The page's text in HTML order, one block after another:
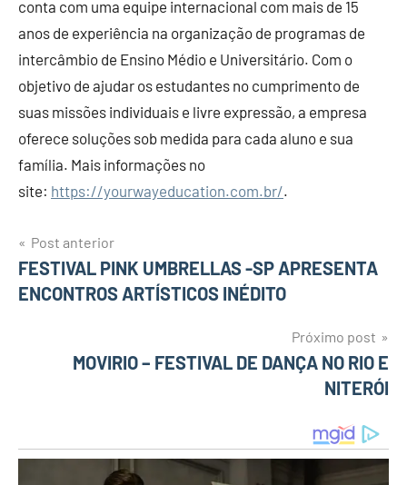
conta com uma equipe internacional com mais de 15
anos de experiência na organização de programas de
intercâmbio de Ensino Médio e Universitário. Com o
objetivo de ajudar os estudantes no cumprimento de
suas missões individuais e livre expressão, a empresa
oferece soluções sob medida para cada aluno e sua
família. Mais informações no
site: https://yourwayeducation.com.br/.
Navegação
de
Post anterior
FESTIVAL PINK UMBRELLAS -SP APRESENTA
ENCONTROS ARTÍSTICOS INÉDITO
Próximo post
MOVIRIO – FESTIVAL DE DANÇA NO RIO E
NITERÓI